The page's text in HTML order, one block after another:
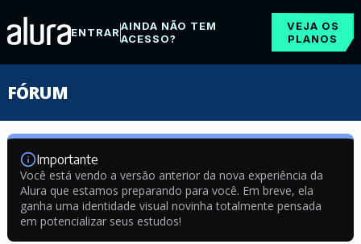
ENTRARAINDA NÃO TEM
ACESSO?
VEJA OS
PLANOS
FÓRUM
Importante
Você está vendo a versão anterior da nova experiência da
Alura que estamos preparando para você. Em breve, ela
ganha uma identidade visual novinha totalmente pensada
em potencializar seus estudos!